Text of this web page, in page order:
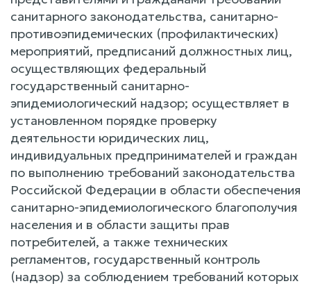
санитарного законодательства, санитарно-
противоэпидемических (профилактических)
мероприятий, предписаний должностных лиц,
осуществляющих федеральный
государственный санитарно-
эпидемиологический надзор; осуществляет в
установленном порядке проверку
деятельности юридических лиц,
индивидуальных предпринимателей и граждан
по выполнению требований законодательства
Российской Федерации в области обеспечения
санитарно-эпидемиологического благополучия
населения и в области защиты прав
потребителей, а также технических
регламентов, государственный контроль
(надзор) за соблюдением требований которых